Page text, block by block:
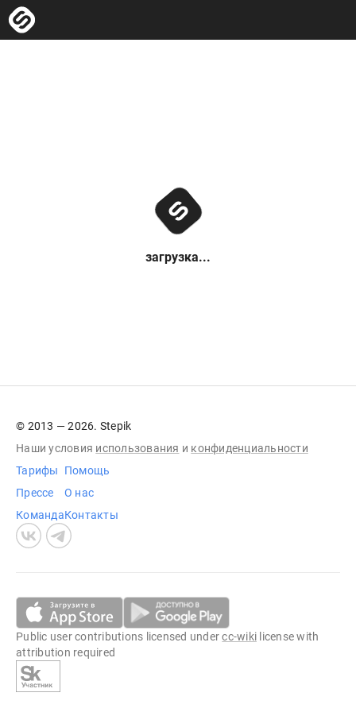
загрузка...
© 2013 — 2026. Stepik
Наши условия использования и конфиденциальности
Тарифы
Прессе
Команда
Помощь
О нас
Контакты
Public user contributions licensed undercc-wiki license with
attribution required